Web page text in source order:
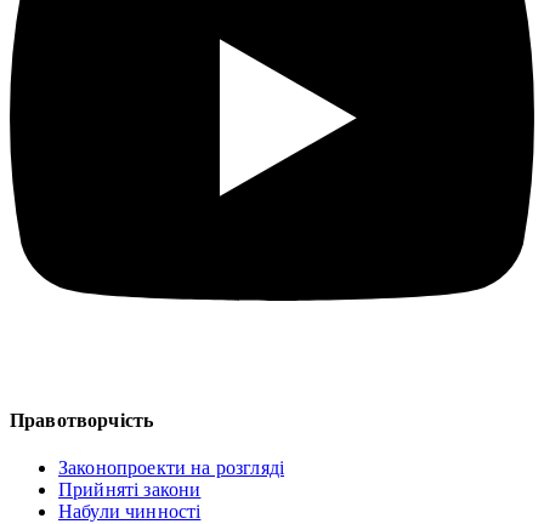
Правотворчість
Законопроекти на розгляді
Прийняті закони
Набули чинності